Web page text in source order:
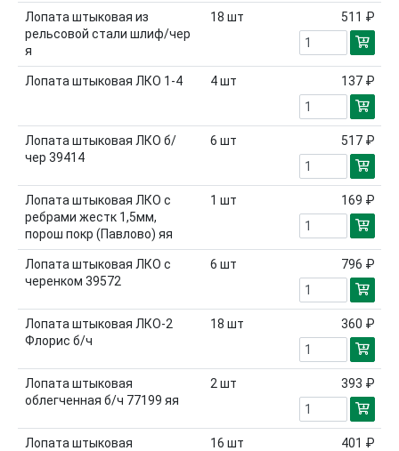
Лопата штыковая из
рельсовой стали шлиф/чер
я
18 шт 511 ₽
Лопата штыковая ЛКО 1-4 4шт 137 ₽
Лопата штыковая ЛКО б/
чер 39414
6 шт 517 ₽
Лопата штыковая ЛКО с
ребрами жестк 1,5мм,
порош покр (Павлово) яя
1 шт 169 ₽
Лопата штыковая ЛКО с
черенком 39572
6 шт 796 ₽
Лопата штыковая ЛКО-2
Флорис б/ч
18 шт 360 ₽
Лопата штыковая
облегченная б/ч 77199 яя
2 шт 393 ₽
Лопата штыковая
16 шт 401 ₽